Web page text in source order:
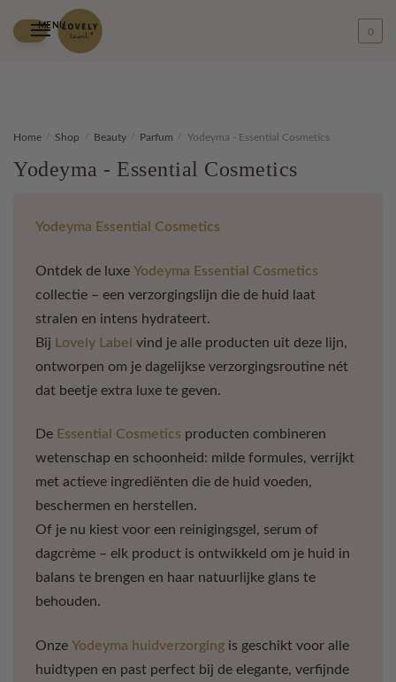
navigation
content
MENU
0
Home / Shop / Beauty / Parfum / Yodeyma - Essential Cosmetics
Yodeyma - Essential Cosmetics
Yodeyma Essential Cosmetics
Ontdek de luxe Yodeyma Essential Cosmetics
collectie – een verzorgingslijn die de huid laat
stralen en intens hydrateert.
Bij Lovely Label vind je alle producten uit deze lijn,
ontworpen om je dagelijkse verzorgingsroutine nét
dat beetje extra luxe te geven.
De Essential Cosmetics producten combineren
wetenschap en schoonheid: milde formules, verrijkt
met actieve ingrediënten die de huid voeden,
beschermen en herstellen.
Of je nu kiest voor een reinigingsgel, serum of
dagcrème – elk product is ontwikkeld om je huid in
balans te brengen en haar natuurlijke glans te
behouden.
Onze Yodeyma huidverzorging is geschikt voor alle
huidtypen en past perfect bij de elegante, verfijnde